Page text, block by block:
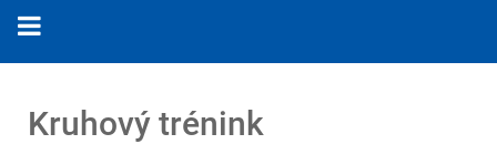
Kruhový trénink